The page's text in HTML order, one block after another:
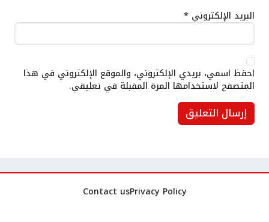
البريد الإلكتروني *
احفظ اسمي، بريدي الإلكتروني، والموقع الإلكتروني في هذا
المتصفح لاستخدامها المرة المقبلة في تعليقي.
Privacy Policy
Contact us